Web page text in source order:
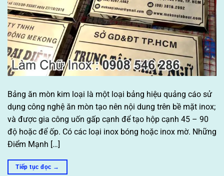
Bảng ăn mòn kim loại là một loại bảng hiệu quảng cáo sử
dụng công nghệ ăn mòn tạo nên nội dung trên bề mặt inox;
và được gia công uốn gấp cạnh để tạo hộp cạnh 45 – 90
độ hoặc để ốp. Có các loại inox bóng hoặc inox mờ. Những
Điểm Mạnh […]
Tiếp tục đọc →